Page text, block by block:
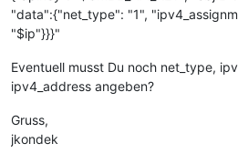
"data":{"net_type": "1",
"$ip"}}}"
Eventuell musst Du noch net_type,
ipv4_address angeben?
Gruss,
jkondek